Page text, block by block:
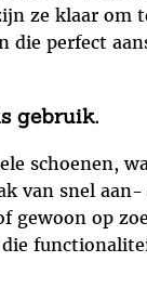
ze klaar om
die perfect
gebruik.
schoenen,
van snel
gewoon op